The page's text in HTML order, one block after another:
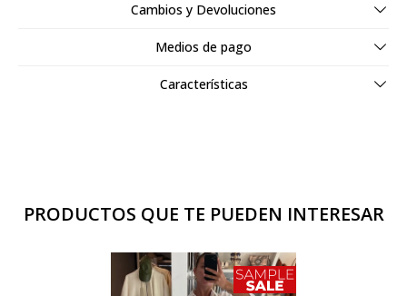
Cambios y Devoluciones
Medios de pago
Características
PRODUCTOS QUE TE PUEDEN INTERESAR